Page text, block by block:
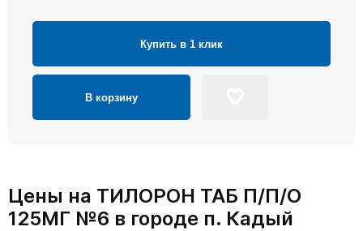
Купить в 1 клик
В корзину
Цены на ТИЛОРОН ТАБ П/П/О
125МГ №6 в городе п. Кадый